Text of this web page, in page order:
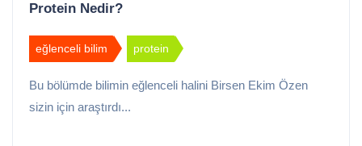
Protein Nedir?
eğlenceli bilim protein
Bu bölümde bilimin eğlenceli halini Birsen Ekim Özen
sizin için araştırdı...